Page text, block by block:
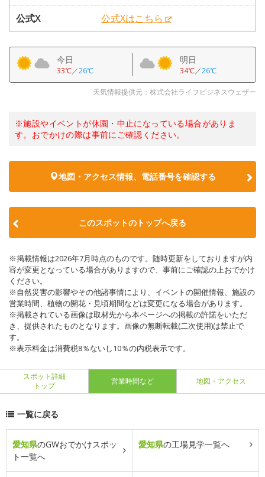
公式X
公式Xはこちら
今日
33℃／26℃
明日
34℃／26℃
天気情報提供元：株式会社ライフビジネスウェザー
※施設やイベントが休園・中止になっている場合がありま
す。おでかけの際は事前にご確認ください。
地図・アクセス情報、電話番号を確認する
このスポットのトップへ戻る
※掲載情報は2026年7月時点のものです。随時更新をしておりますが内
容が変更となっている場合がありますので、事前にご確認の上おでかけ
ください。
※自然災害の影響やその他諸事情により、イベントの開催情報、施設の
営業時間、植物の開花・見頃期間などは変更になる場合があります。
※掲載されている画像は取材先から本ページへの掲載の許諾をいただ
き、提供されたものとなります。画像の無断転載(二次使用)は禁止で
す。
※表示料金は消費税8％ないし10％の内税表示です。
スポット詳細
トップ
営業時間など 地図・アクセス
一覧に戻る
愛知県のGWおでかけスポッ
ト一覧へ
愛知県の工場見学一覧へ